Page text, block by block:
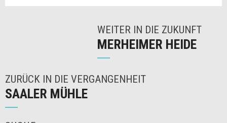
WEITER IN DIE ZUKUNFT
MERHEIMER HEIDE
ZURÜCK IN DIE VERGANGENHEIT
SAALER MÜHLE